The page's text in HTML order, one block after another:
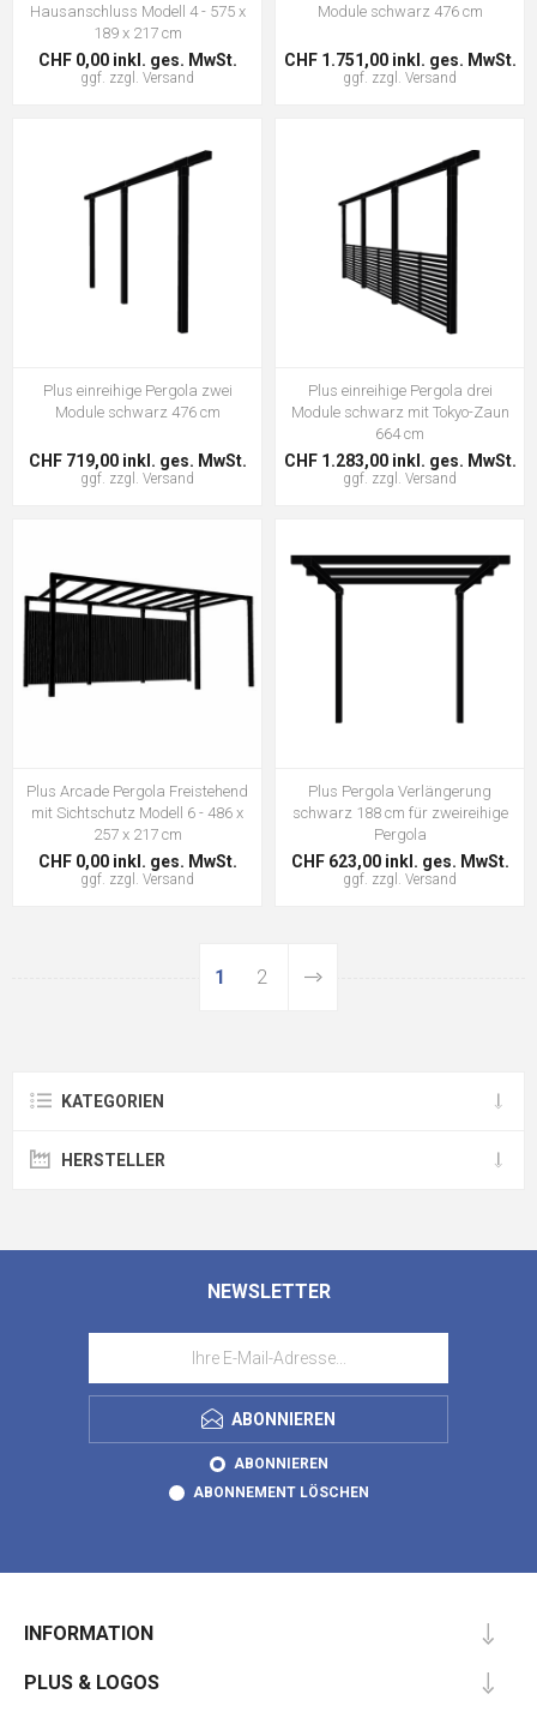
Hausanschluss Modell 4 - 575 x
189 x 217 cm
CHF 0,00 inkl. ges. MwSt.
ggf. zzgl. Versand
Module schwarz 476 cm
CHF 1.751,00 inkl. ges. MwSt.
ggf. zzgl. Versand
Plus einreihige Pergola zwei
Module schwarz 476 cm
CHF 719,00 inkl. ges. MwSt.
ggf. zzgl. Versand
Plus einreihige Pergola drei
Module schwarz mit Tokyo-Zaun
664 cm
CHF 1.283,00 inkl. ges. MwSt.
ggf. zzgl. Versand
Plus Arcade Pergola Freistehend
mit Sichtschutz Modell 6 - 486 x
257 x 217 cm
CHF 0,00 inkl. ges. MwSt.
ggf. zzgl. Versand
Plus Pergola Verlängerung
schwarz 188 cm für zweireihige
Pergola
CHF 623,00 inkl. ges. MwSt.
ggf. zzgl. Versand
1 2
KATEGORIEN
HERSTELLER
NEWSLETTER
ABONNIEREN
ABONNIEREN
ABONNEMENT LÖSCHEN
INFORMATION
PLUS & LOGOS